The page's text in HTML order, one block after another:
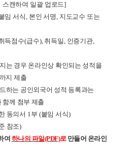
스캔하여 일괄 업로드]
임 서식 본인 서명 지도교수 또는
득점수(급수), 취득일 인증기관
는 경우 온라인상 확인되는 성적을
지 제출
하는 공인외국어 성적 등록과는
함께 첨부 제출
동의서 1 부 (붙임 서식)
참조)
여 하나의 파일 (PDF)로 만들어 온라인